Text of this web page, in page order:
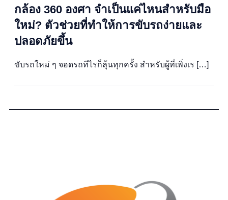
กล้อง 360 องศา จำเป็นแค่ไหนสำหรับมือ
ใหม่? ตัวช่วยที่ทำให้การขับรถง่ายและ
ปลอดภัยขึ้น
ขับรถใหม่ ๆ จอดรถทีไรก็ลุ้นทุกครั้ง สำหรับผู้ที่เพิ่งเร […]